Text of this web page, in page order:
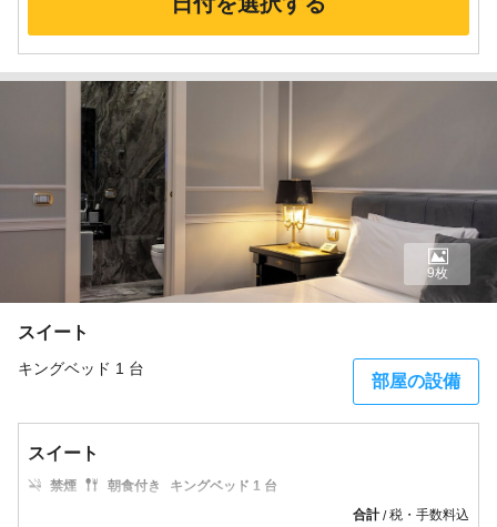
スイート
キングベッド 1 台
部屋の設備
9枚
スイート
禁煙 朝食付き
キングベッド 1 台
合計/税・手数料込